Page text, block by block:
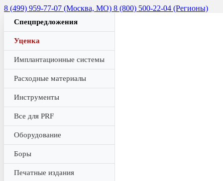
8 (499) 959-77-07 (Москва, МО) 8 (800) 500-22-04 (Регионы)
Спецпредложения
Уценка
Имплантационные системы
Расходные материалы
Инструменты
Все для PRF
Оборудование
Боры
Печатные издания